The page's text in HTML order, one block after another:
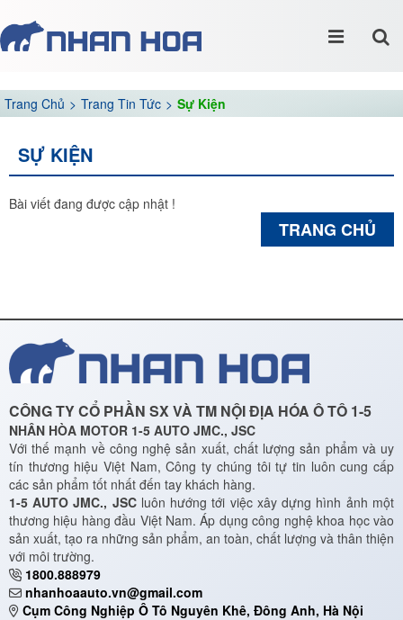
Trang Chủ Trang Tin Tức Sự Kiện
SỰ KIỆN
Bài viết đang được cập nhật !
TRANG CHỦ
CÔNG TY CỔ PHẦN SX VÀ TM NỘI ĐỊA HÓA Ô TÔ 1-5
NHÂN HÒA MOTOR 1-5 AUTO JMC., JSC
Với thế mạnh về công nghệ sản xuất, chất lượng sản phẩm và uy
tín thương hiệu Việt Nam, Công ty chúng tôi tự tin luôn cung cấp
các sản phẩm tốt nhất đến tay khách hàng.
1-5 AUTO JMC., JSCluôn hướng tới việc xây dựng hình ảnh một
thương hiệu hàng đầu Việt Nam. Áp dụng công nghệ khoa học vào
sản xuất, tạo ra những sản phẩm, an toàn, chất lượng và thân thiện
với môi trường.
1800.888979
nhanhoaauto.vn@gmail.com
Cụm Công Nghiệp Ô Tô Nguyên Khê, Đông Anh, Hà Nội